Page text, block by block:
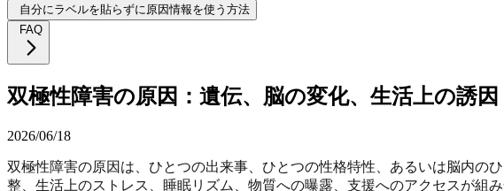
自分にラベルを貼らずに原因情報を使う方法
FAQ
双極性障害の原因：遺伝、脳の変化、生活上の誘因
2026/06/18
双極性障害の原因は、ひとつの出来事、ひとつの性格特性、あるいは脳内の
整、生活上のストレス、睡眠リズム、物質への曝露、支援へのアクセスが組